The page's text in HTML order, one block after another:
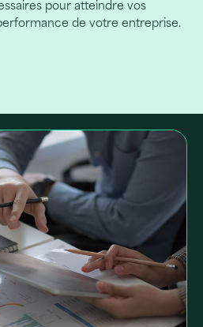
pour atteindre vos
de votre entreprise.